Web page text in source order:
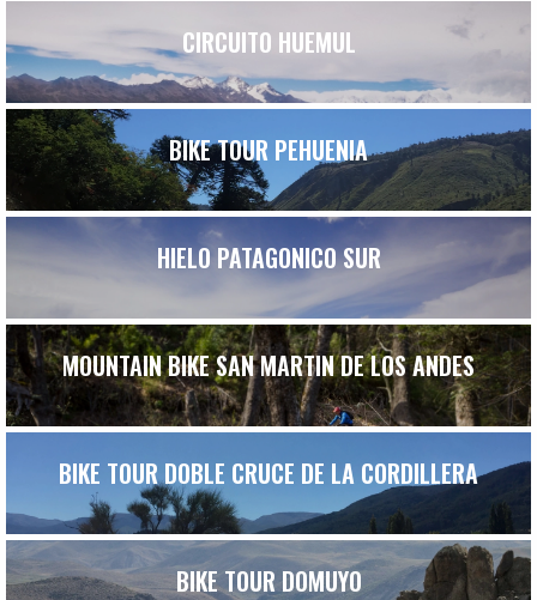
CIRCUITO HUEMUL
BIKE TOUR PEHUENIA
HIELO PATAGONICO SUR
MOUNTAIN BIKE SAN MARTIN DE LOS ANDES
BIKE TOUR DOBLE CRUCE DE LA CORDILLERA
BIKE TOUR DOMUYO